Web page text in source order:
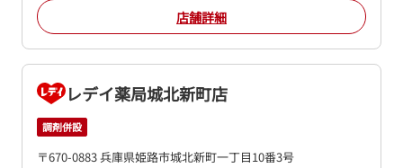
店舗詳細
レデイ薬局城北新町店
調剤併設
〒670-0883 兵庫県姫路市城北新町一丁目10番3号